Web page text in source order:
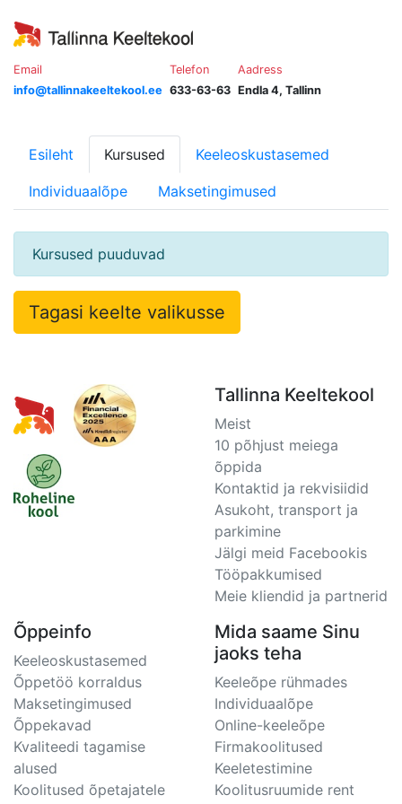
Email
info@tallinnakeeltekool.ee
Telefon
633-63-63
Aadress
Endla 4, Tallinn
Esileht Kursused Keeleoskustasemed
Individuaalõpe Maksetingimused
Kursused puuduvad
Tagasi keelte valikusse
Tallinna Keeltekool
Meist
10 põhjust meiega
õppida
Kontaktid ja rekvisiidid
Asukoht, transport ja
parkimine
Jälgi meid Facebookis
Tööpakkumised
Meie kliendid ja partnerid
Õppeinfo
Keeleoskustasemed
Õppetöö korraldus
Maksetingimused
Õppekavad
Kvaliteedi tagamise
alused
Koolitused õpetajatele
Mida saame Sinu
jaoks teha
Keeleõpe rühmades
Individuaalõpe
Online-keeleõpe
Firmakoolitused
Keeletestimine
Koolitusruumide rent